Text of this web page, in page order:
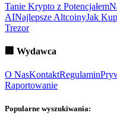
Tanie Krypto z Potencjałem
AINajlepsze AltcoinyJak
Trezor
🏢 Wydawca
O NasKontaktRegulamin
Raportowanie
Popularne wyszukiwania: